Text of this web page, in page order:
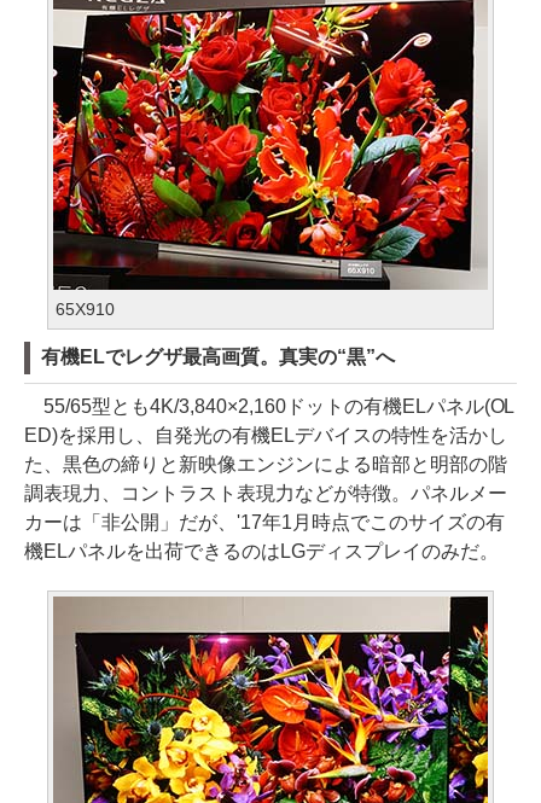
65X910
有機ELでレグザ最高画質。真実の“黒”へ
55/65型とも4K/3,840×2,160ドットの有機ELパネル(OL
ED)を採用し、自発光の有機ELデバイスの特性を活かし
た、黒色の締りと新映像エンジンによる暗部と明部の階
調表現力、コントラスト表現力などが特徴。パネルメー
カーは「非公開」だが、'17年1月時点でこのサイズの有
機ELパネルを出荷できるのはLGディスプレイのみだ。